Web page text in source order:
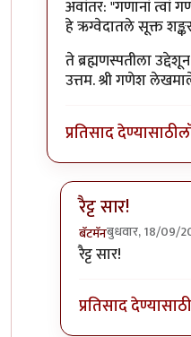
In reply toलेख मस्त
अवांतर: "गणानां त्वां
हे ऋग्वेदातले सूक्त
ते ब्रह्मणस्पतीला
उत्तम. श्री गणेश
प्रतिसाद देण्यासाठी
रैट्ट सार!
बॅटमॅनबुधवार, 18/09/
In reply to
रैट्ट सार!
प्रतिसाद देण्यासाठी